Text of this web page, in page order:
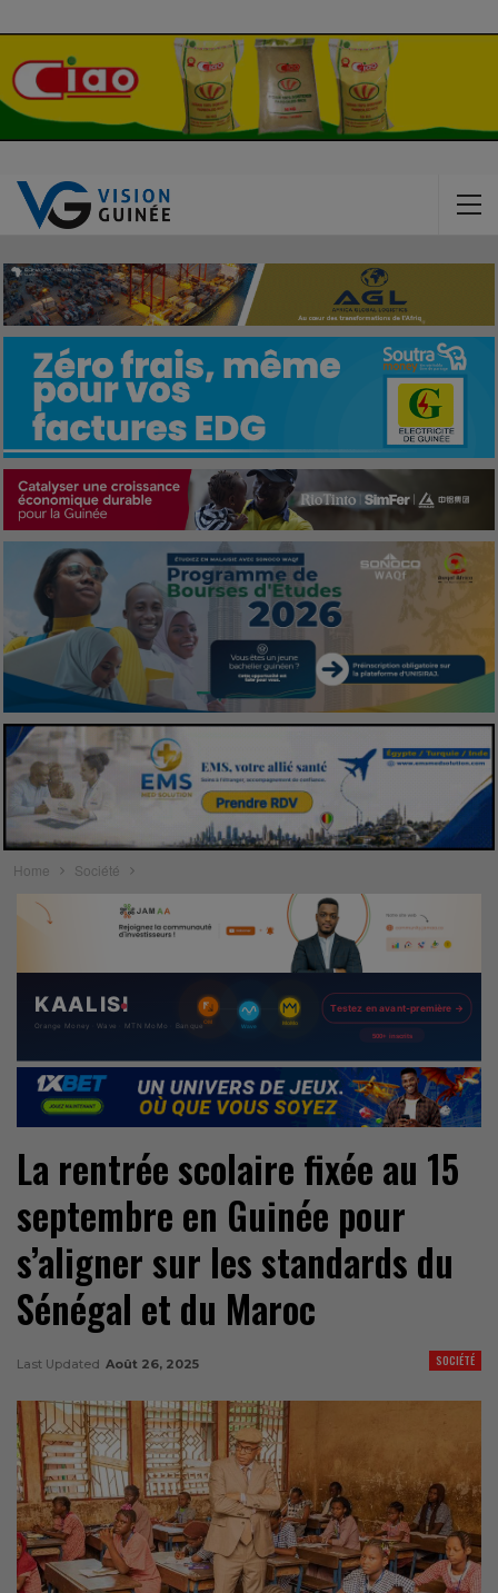
Home Société
La rentrée scolaire fixée au 15
septembre en Guinée pour
s’aligner sur les standards du
Sénégal et du Maroc
SOCIÉTÉ
Last Updated Août 26, 2025